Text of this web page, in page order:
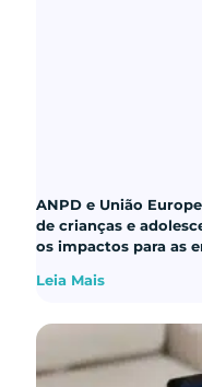
ANPD e União
de crianças e
os impactos para as
Leia Mais